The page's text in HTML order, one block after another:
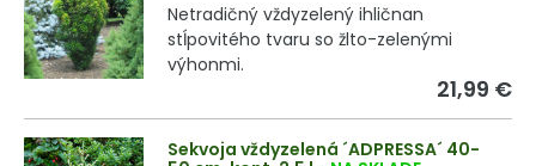
Netradičný vždyzelený ihličnan
stĺpovitého tvaru so žlto-zelenými
výhonmi.
21,99 €
Sekvoja vždyzelená ´ADPRESSA´ 40-